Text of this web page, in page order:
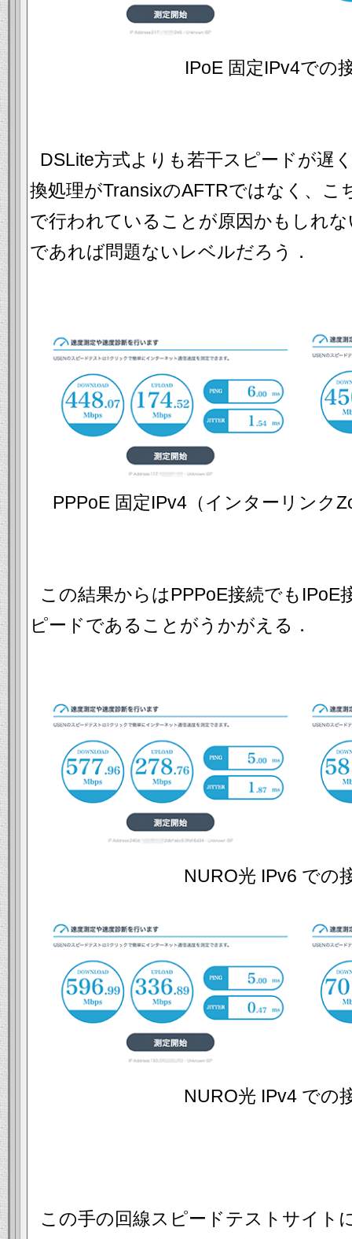
IPoE 固定IPv4での
DSLite方式よりも若干スピードが遅
換処理がTransixのAFTRではなく、こ
で行われていることが原因かもしれ
であれば問題ないレベルだろう．
PPPoE 固定IPv4（インターリンク
この結果からはPPPoE接続でもIPoE
ピードであることがうかがえる．
NURO光 IPv6 での
NURO光 IPv4 での
この手の回線スピードテストサイト